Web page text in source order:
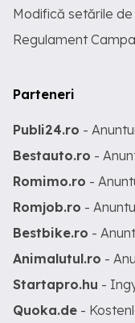
Modifică setările
Regulament
Parteneri
Publi24.ro -
Bestauto.ro -
Romimo.ro -
Romjob.ro -
Bestbike.ro -
Animalutul.ro -
Startapro.hu -
Quoka.de -